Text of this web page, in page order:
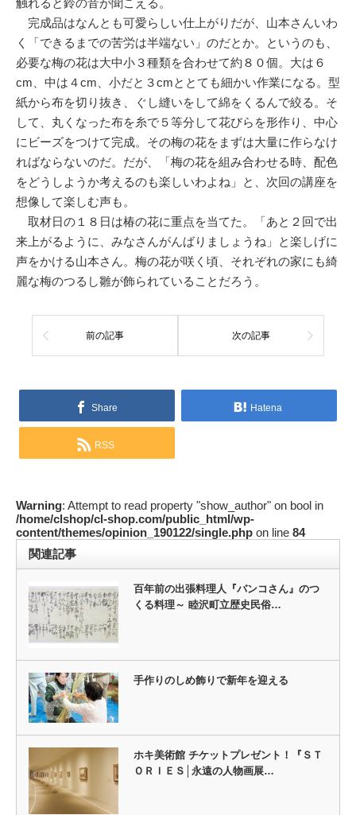
触れると鈴の音が聞こえる。
完成品はなんとも可愛らしい仕上がりだが、山本さんいわ
く「できるまでの苦労は半端ない」のだとか。というのも、
必要な梅の花は大中小３種類を合わせて約８０個。大は６
cm、中は４cm、小だと３cmととても細かい作業になる。型
紙から布を切り抜き、ぐし縫いをして綿をくるんで絞る。そ
して、丸くなった布を糸で５等分して花びらを形作り、中心
にビーズをつけて完成。その梅の花をまずは大量に作らなけ
ればならないのだ。だが、「梅の花を組み合わせる時、配色
をどうしようか考えるのも楽しいわよね」と、次回の講座を
想像して楽しむ声も。
取材日の１８日は椿の花に重点を当てた。「あと２回で出
来上がるように、みなさんがんばりましょうね」と楽しげに
声をかける山本さん。梅の花が咲く頃、それぞれの家にも綺
麗な梅のつるし雛が飾られていることだろう。
前の記事 次の記事
Share Hatena
RSS
Warning: Attempt to read property "show_author" on bool in
/home/clshop/cl-shop.com/public_html/wp-
content/themes/opinion_190122/single.php on line 84
関連記事
百年前の出張料理人『バンコさん』のつ
くる料理～ 睦沢町立歴史民俗…
手作りのしめ飾りで新年を迎える
ホキ美術館 チケットプレゼント！『ＳＴ
ＯＲＩＥＳ│永遠の人物画展…